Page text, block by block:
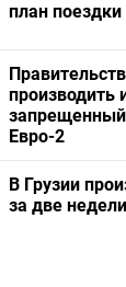
план поездки
производить
запрещенный
Евро-2
В Грузии
за две недели